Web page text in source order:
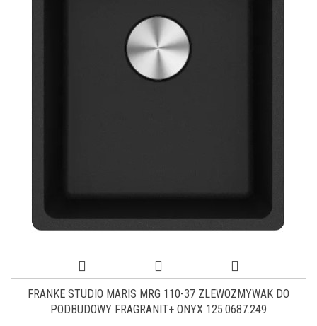
FRANKE STUDIO MARIS MRG 110-37 ZLEWOZMYWAK DO
PODBUDOWY FRAGRANIT+ ONYX 125.0687.249